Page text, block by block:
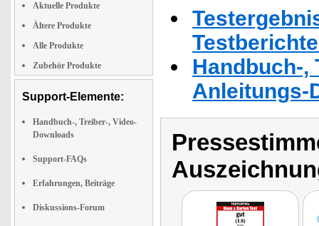
Aktuelle Produkte
Ältere Produkte
Alle Produkte
Zubehör Produkte
Support-Elemente:
Handbuch-, Treiber-, Video-
Downloads
Support-FAQs
Erfahrungen, Beiträge
Diskussions-Forum
Handbuch-,
Anleitungs-